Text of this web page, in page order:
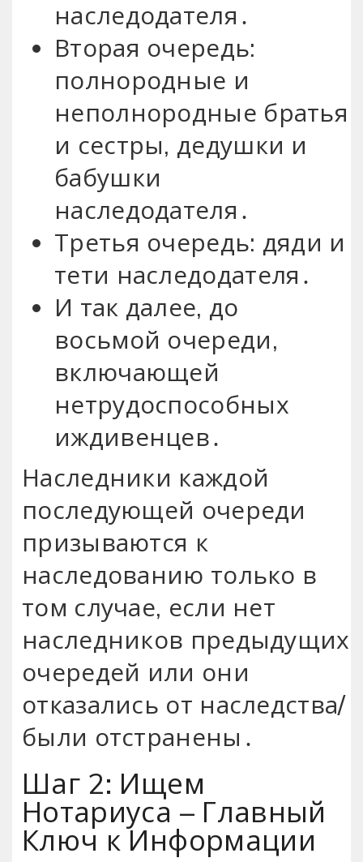
наследодателя․
Вторая очередь:
полнородные и
неполнородные братья
и сестры, дедушки и
бабушки
наследодателя․
Третья очередь: дяди и
тети наследодателя․
И так далее, до
восьмой очереди,
включающей
нетрудоспособных
иждивенцев․
Наследники каждой
последующей очереди
призываются к
наследованию только в
том случае, если нет
наследников предыдущих
очередей или они
отказались от наследства/
были отстранены․
Шаг 2: Ищем
Нотариуса – Главный
Ключ к Информации